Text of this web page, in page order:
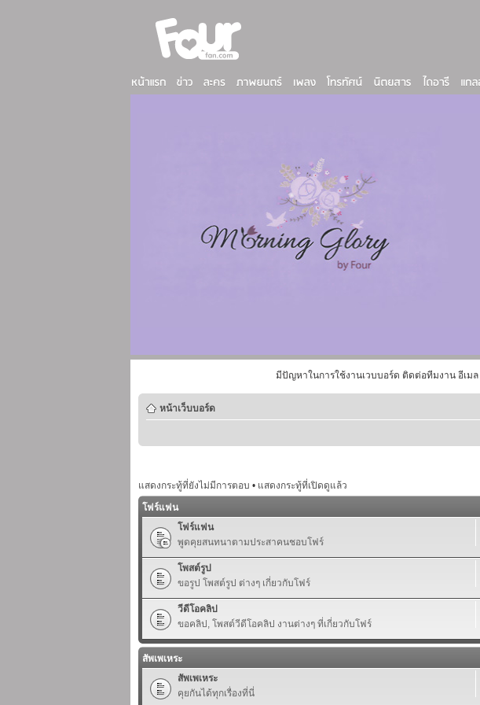
มีปัญหาในการใช้งานเวบบอร์ด ติดต่อทีมงาน อีเมล
หน้าเว็บบอร์ด
แสดงกระทู้ที่ยังไม่มีการตอบ • แสดงกระทู้ที่เปิดดูแล้ว
โฟร์แฟน
โฟร์แฟน
พูดคุยสนทนาตามประสาคนชอบโฟร์
โพสต์รูป
ขอรูป โพสต์รูป ต่างๆ เกี่ยวกับโฟร์
วีดีโอคลิป
ขอคลิป, โพสต์วีดีโอคลิป งานต่างๆ ที่เกี่ยวกับโฟร์
สัพเพเหระ
สัพเพเหระ
คุยกันได้ทุกเรื่องที่นี่